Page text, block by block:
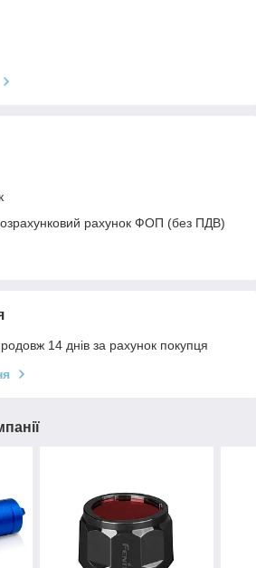
рахунок ФОП (без ПДВ)
14 днів за рахунок покупця